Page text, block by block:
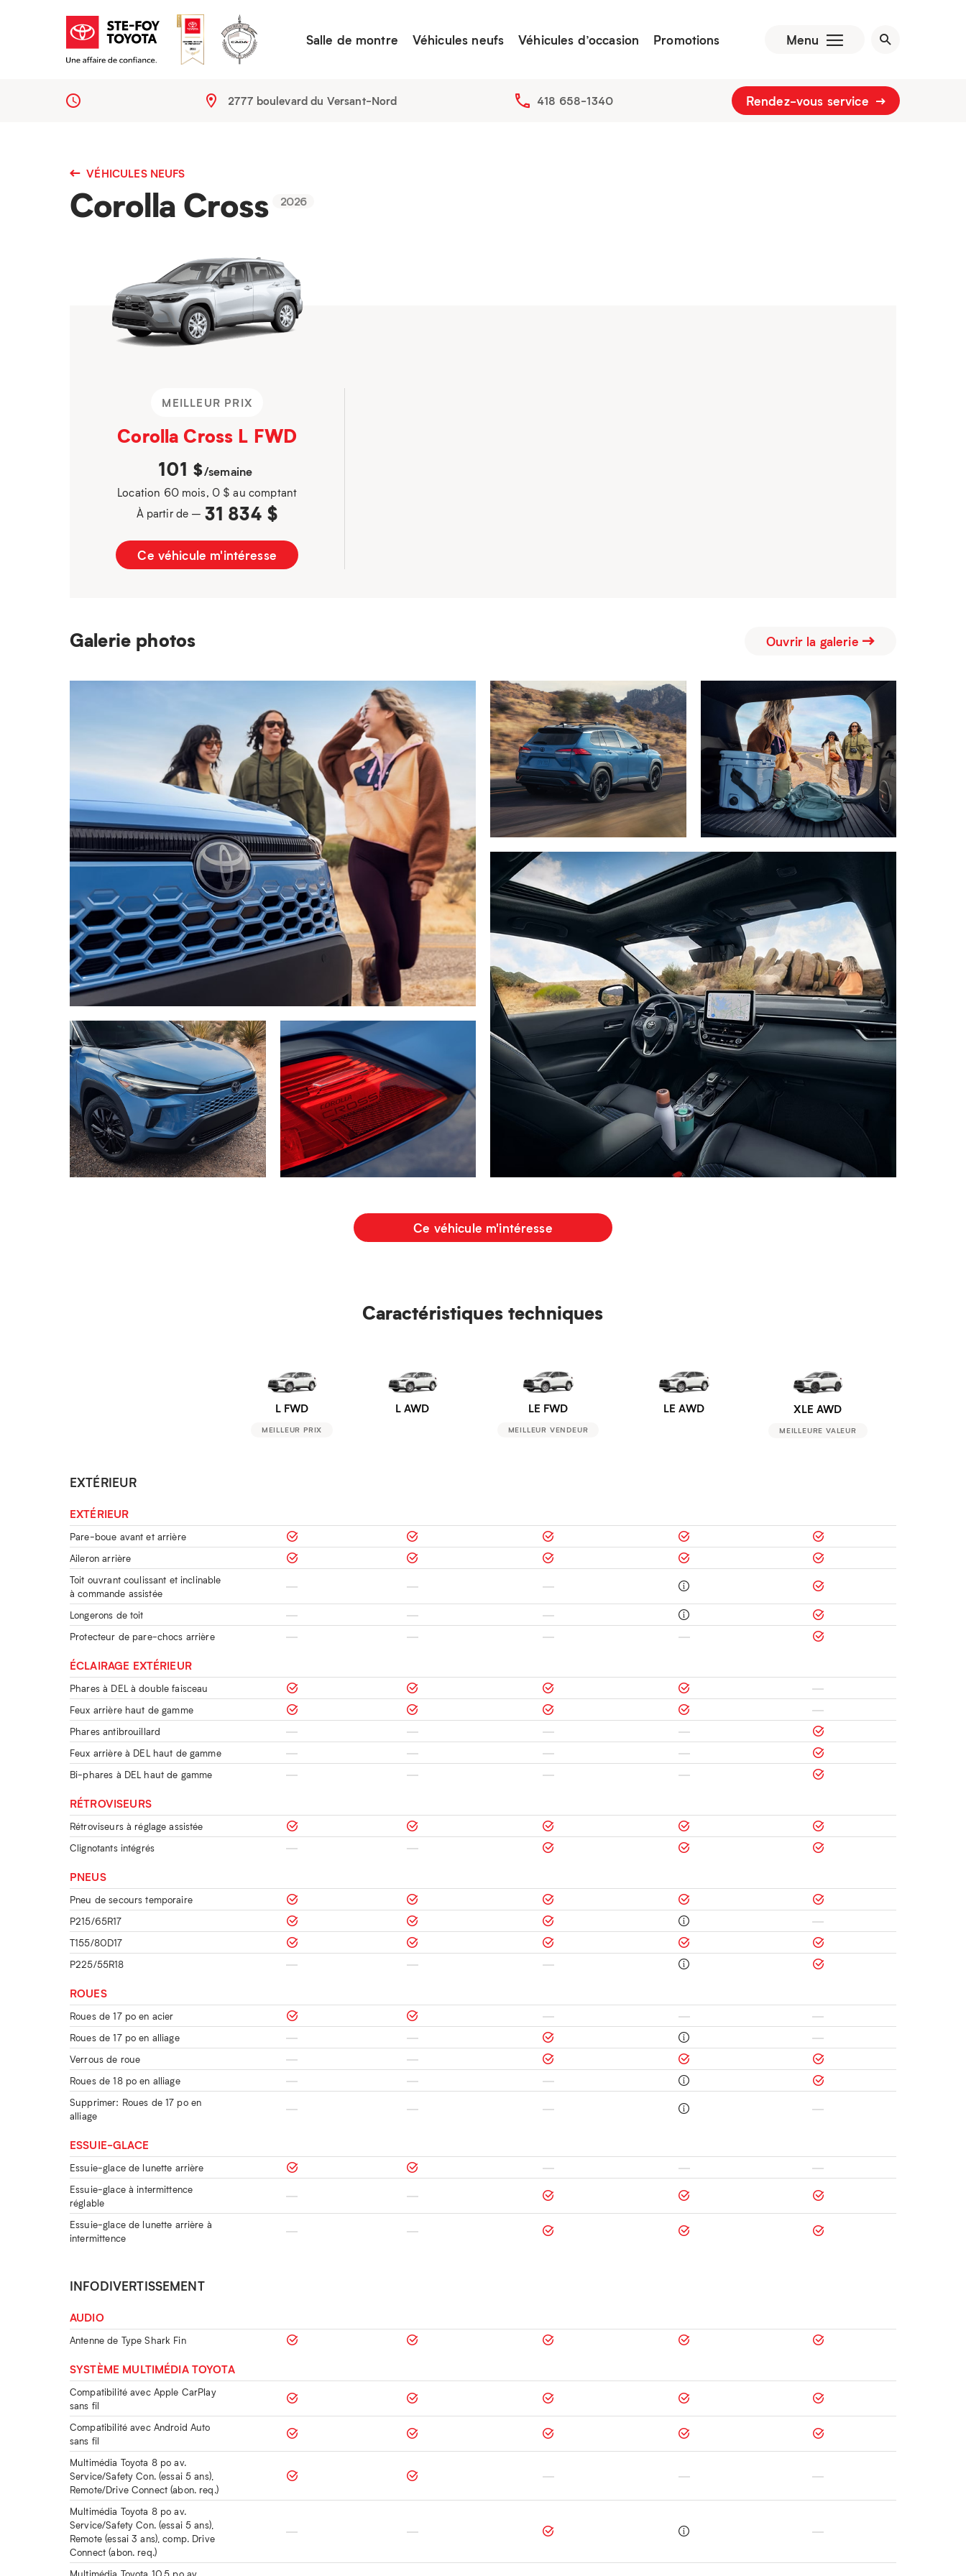
Salle de montre Véhicules neufs Véhicules d’occasion Promotions Menu
2777 boulevard du Versant-Nord 418 658-1340 Rendez-vous service
VÉHICULES NEUFS
Corolla Cross 2026
MEILLEUR PRIX
Corolla Cross L FWD
101 $/semaine
Location 60 mois, 0 $ au comptant
À partir de – 31 834 $
Ce véhicule m'intéresse
Galerie photos Ouvrir la galerie
Ce véhicule m'intéresse
Caractéristiques techniques
L FWD
MEILLEUR PRIX
L AWD LE FWD
MEILLEUR VENDEUR
LE AWD XLE AWD
MEILLEURE VALEUR
EXTÉRIEUR
EXTÉRIEUR
Pare-boue avant et arrière
Aileron arrière
Toit ouvrant coulissant et inclinable
à commande assistée
Longerons de toit
Protecteur de pare-chocs arrière
ÉCLAIRAGE EXTÉRIEUR
Phares à DEL à double faisceau
Feux arrière haut de gamme
Phares antibrouillard
Feux arrière à DEL haut de gamme
Bi-phares à DEL haut de gamme
RÉTROVISEURS
Rétroviseurs à réglage assistée
Clignotants intégrés
PNEUS
Pneu de secours temporaire
P215/65R17
T155/80D17
P225/55R18
ROUES
Roues de 17 po en acier
Roues de 17 po en alliage
Verrous de roue
Roues de 18 po en alliage
Supprimer: Roues de 17 po en
alliage
ESSUIE-GLACE
Essuie-glace de lunette arrière
Essuie-glace à intermittence
réglable
Essuie-glace de lunette arrière à
intermittence
INFODIVERTISSEMENT
AUDIO
Antenne de Type Shark Fin
SYSTÈME MULTIMÉDIA TOYOTA
Compatibilité avec Apple CarPlay
sans fil
Compatibilité avec Android Auto
sans fil
Multimédia Toyota 8 po av.
Service/Safety Con. (essai 5 ans),
Remote/Drive Connect (abon. req.)
Multimédia Toyota 8 po av.
Service/Safety Con. (essai 5 ans),
Remote (essai 3 ans), comp. Drive
Connect (abon. req.)